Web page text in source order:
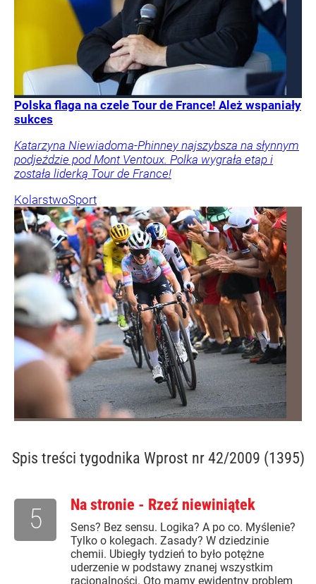
Polska flaga na czele Tour de France! Ależ wspaniały
sukces
Katarzyna Niewiadoma-Phinney najszybsza na słynnym
podjeździe pod Mont Ventoux. Polka wygrała etap i
została liderką Tour de France!
KolarstwoSport
Spis treści tygodnika Wprost nr 42/2009 (1395)
Na stronie - Rzeź niewiniątek
Sens? Bez sensu. Logika? A po co. Myślenie?
Tylko o kolegach. Zasady? W dziedzinie
chemii. Ubiegły tydzień to było potężne
uderzenie w podstawy znanej wszystkim
racjonalności. Oto mamy ewidentny problem
5